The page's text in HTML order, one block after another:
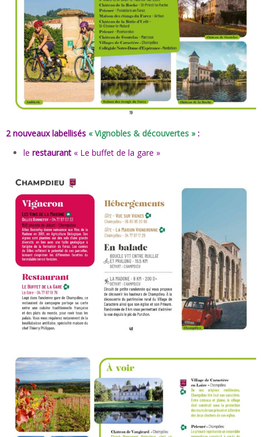
2 nouveaux labellisés « Vignobles & découvertes » :
le restaurant « Le buffet de la gare »